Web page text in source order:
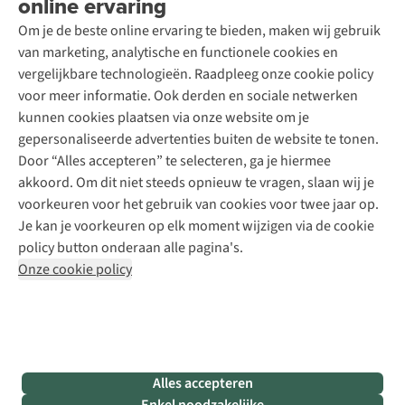
Om je de beste online ervaring te bieden, maken wij gebruik
van marketing, analytische en functionele cookies en
vergelijkbare technologieën. Raadpleeg onze cookie policy
voor meer informatie. Ook derden en sociale netwerken
kunnen cookies plaatsen via onze website om je
gepersonaliseerde advertenties buiten de website te tonen.
Door “Alles accepteren” te selecteren, ga je hiermee
akkoord. Om dit niet steeds opnieuw te vragen, slaan wij je
voorkeuren voor het gebruik van cookies voor twee jaar op.
Je kan je voorkeuren op elk moment wijzigen via de cookie
policy button onderaan alle pagina's.
Onze cookie policy
Alles accepteren
Contact
Toegankelijkheidsverklaring
Schoenonderhoud
Schoenherstelling
Kledingherstelling
Retouches
Voor bedrijven
Explore Academy
Explore Camp
Gear Check
Inspiratie & advies
Meld je aan voor de nieuwsbrief
Follow us
Disclaimer Privacy Policy
Algemene voorwaarden
Cookie Policy